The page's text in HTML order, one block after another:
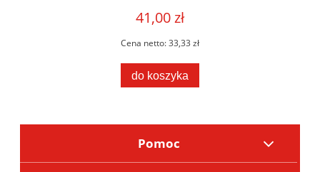
41,00 zł
Cena netto:33,33 zł
do koszyka
Pomoc